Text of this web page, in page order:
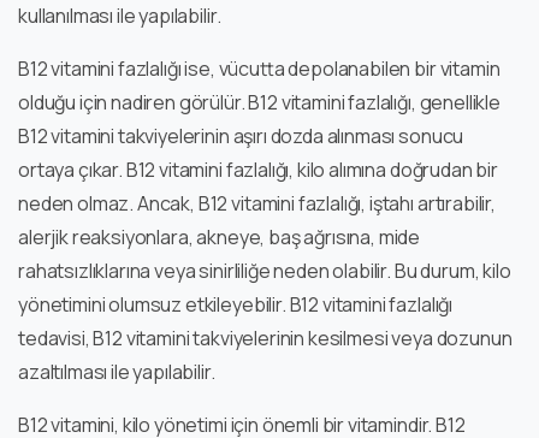
kullanılması ile yapılabilir.
B12 vitamini fazlalığı ise, vücutta depolanabilen bir vitamin
olduğu için nadiren görülür. B12 vitamini fazlalığı, genellikle
B12 vitamini takviyelerinin aşırı dozda alınması sonucu
ortaya çıkar. B12 vitamini fazlalığı, kilo alımına doğrudan bir
neden olmaz. Ancak, B12 vitamini fazlalığı, iştahı artırabilir,
alerjik reaksiyonlara, akneye, baş ağrısına, mide
rahatsızlıklarına veya sinirliliğe neden olabilir. Bu durum, kilo
yönetimini olumsuz etkileyebilir. B12 vitamini fazlalığı
tedavisi, B12 vitamini takviyelerinin kesilmesi veya dozunun
azaltılması ile yapılabilir.
B12 vitamini, kilo yönetimi için önemli bir vitamindir. B12